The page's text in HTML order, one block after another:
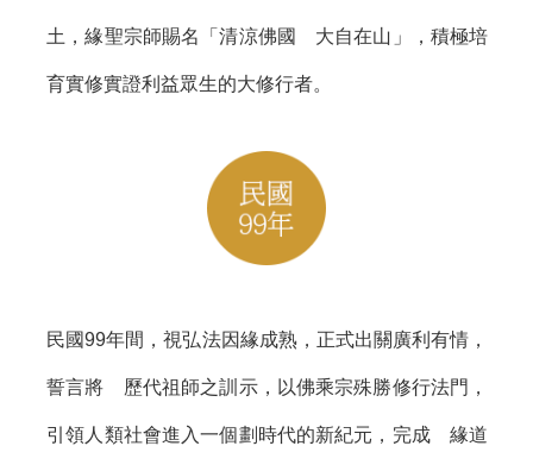
土，緣聖宗師賜名「清涼佛國 大自在山」，積極培
育實修實證利益眾生的大修行者。
民國99年間，視弘法因緣成熟，正式出關廣利有情，
誓言將 歷代祖師之訓示，以佛乘宗殊勝修行法門，
引領人類社會進入一個劃時代的新紀元，完成 緣道